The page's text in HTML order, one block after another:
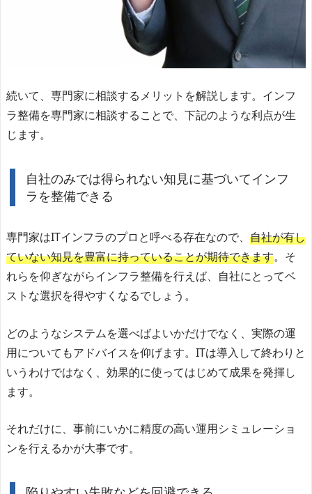
続いて、専門家に相談するメリットを解説します。インフ
ラ整備を専門家に相談することで、下記のような利点が生
じます。
自社のみでは得られない知見に基づいてインフ
ラを整備できる
専門家はITインフラのプロと呼べる存在なので、 自社が有し
ていない知見を豊富に持っていることが期待できます。そ
れらを仰ぎながらインフラ整備を行えば、自社にとってベ
ストな選択を得やすくなるでしょう。
どのようなシステムを選べばよいかだけでなく、実際の運
用についてもアドバイスを仰げます。ITは導入して終わりと
いうわけではなく、効果的に使ってはじめて成果を発揮し
ます。
それだけに、事前にいかに精度の高い運用シミュレーショ
ンを行えるかが大事です。